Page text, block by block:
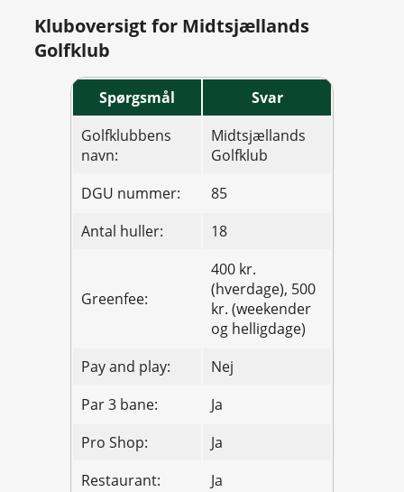
Kluboversigt for Midtsjællands
Golfklub
Spørgsmål
Svar
Golfklubbens
navn:
Midtsjællands
Golfklub
DGU nummer:
85
Antal huller:
18
Greenfee:
400 kr.
(hverdage), 500
kr. (weekender
og helligdage)
Pay and play:
Nej
Par 3 bane:
Ja
Pro Shop:
Ja
Restaurant:
Ja